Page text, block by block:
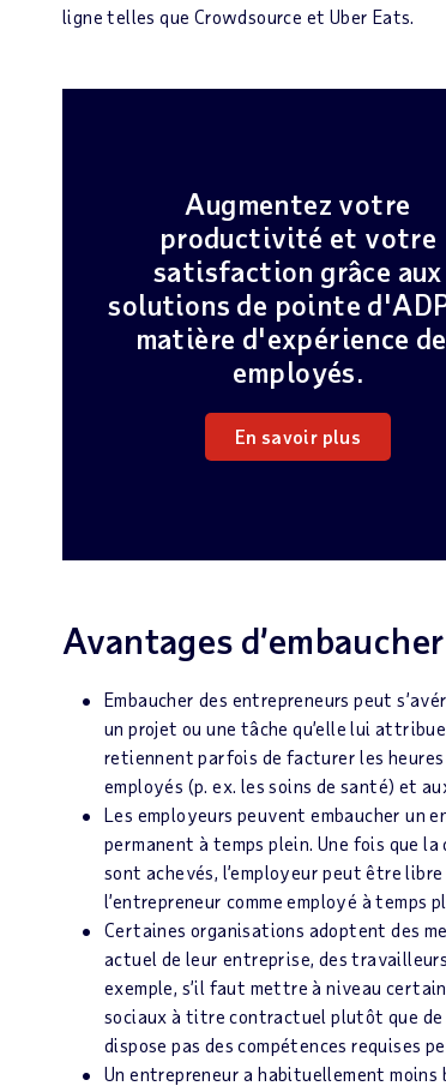
ligne telles que Crowdsource et Uber Eats.
Augmentez votre
productivité et votre
satisfaction grâce aux
solutions de pointe
matière d'expérience
employés.
En savoir plus
Avantages
Embaucher des entrepreneurs peut
un projet ou une tâche qu’elle lui
retiennent parfois de facturer les
employés (p. ex. les soins de santé) et
Les employeurs peuvent embaucher un
permanent à temps plein. Une fois que
sont achevés, l’employeur peut être
l’entrepreneur comme employé à temps
Certaines organisations adoptent des
actuel de leur entreprise, des
exemple, s’il faut mettre à niveau
sociaux à titre contractuel plutôt que de
dispose pas des compétences requises
Un entrepreneur a habituellement